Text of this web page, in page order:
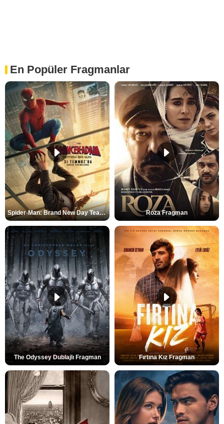
En Popüler Fragmanlar
Spider-Man: Brand New Day Teaser Roza Fragman
The Odyssey Dublajlı Fragman Fırtına Kız Fragman